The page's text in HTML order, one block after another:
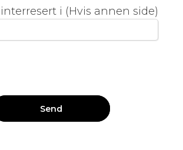
i (Hvis annen side)
Send